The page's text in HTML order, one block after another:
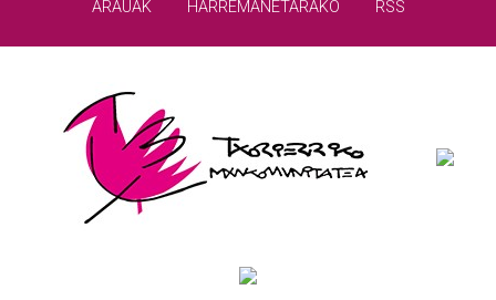
ARAUAK HARREMANETARAKO RSS